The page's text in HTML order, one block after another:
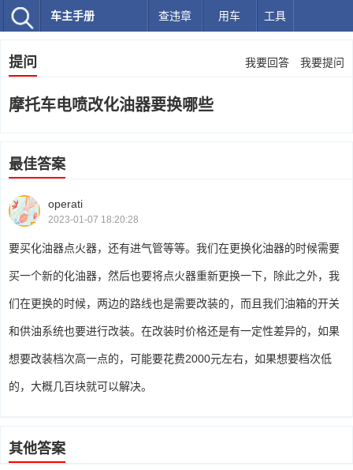
车主手册 查违章 用车 工具
提问 我要回答 我要提问
摩托车电喷改化油器要换哪些
最佳答案
operati
2023-01-07 18:20:28
要买化油器点火器，还有进气管等等。我们在更换化油器的时候需要
买一个新的化油器，然后也要将点火器重新更换一下，除此之外，我
们在更换的时候，两边的路线也是需要改装的，而且我们油箱的开关
和供油系统也要进行改装。在改装时价格还是有一定性差异的，如果
想要改装档次高一点的，可能要花费2000元左右，如果想要档次低
的，大概几百块就可以解决。
其他答案